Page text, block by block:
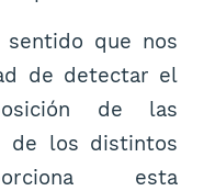
sentido que nos
de detectar el
de las
de los distintos
esta